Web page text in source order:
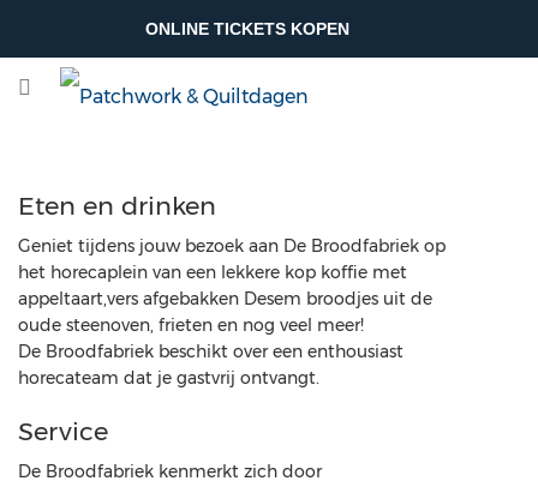
ONLINE TICKETS KOPEN
Eten en drinken
Geniet tijdens jouw bezoek aan De Broodfabriek op
het horecaplein van een lekkere kop koffie met
appeltaart,vers afgebakken Desem broodjes uit de
oude steenoven, frieten en nog veel meer!
De Broodfabriek beschikt over een enthousiast
horecateam dat je gastvrij ontvangt.
Service
De Broodfabriek kenmerkt zich door